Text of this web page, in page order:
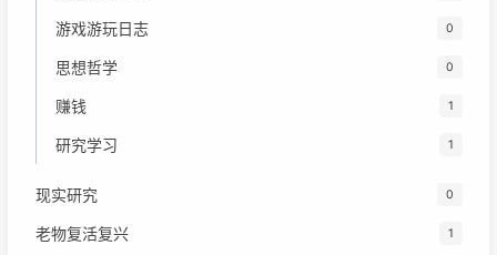
游戏游玩日志 0
思想哲学 0
赚钱 1
研究学习 1
现实研究 0
老物复活复兴 1